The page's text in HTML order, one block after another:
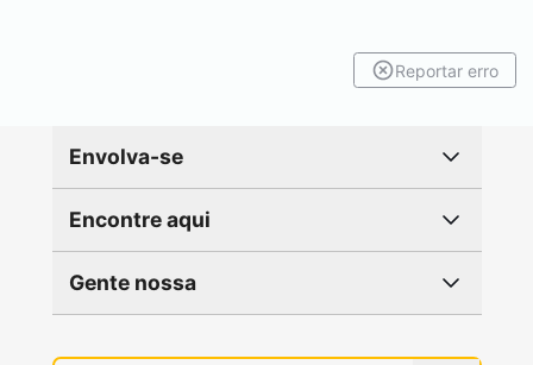
Reportar erro
Envolva-se
Encontre aqui
Gente nossa